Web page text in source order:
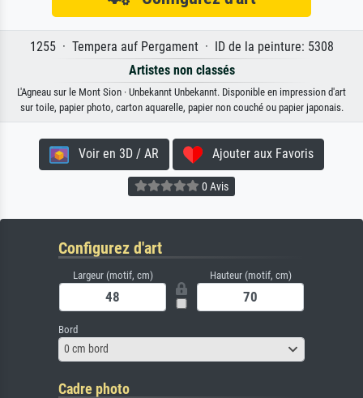
1255 · Tempera auf Pergament · ID de la peinture: 5308
Artistes non classés
L'Agneau sur le Mont Sion · Unbekannt Unbekannt. Disponible en impression d'art
sur toile, papier photo, carton aquarelle, papier non couché ou papier japonais.
Voir en 3D / AR Ajouter aux Favoris
0 Avis
Configurez d'art
Largeur (motif, cm) Hauteur (motif, cm)
Bord
0 cm bord
Cadre photo